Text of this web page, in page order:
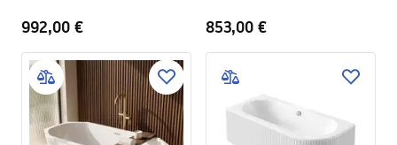
992,00 € 853,00 €